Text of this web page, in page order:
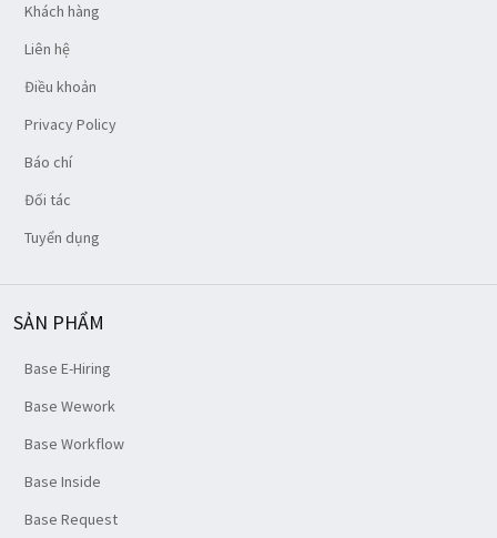
Khách hàng
Liên hệ
Điều khoản
Privacy Policy
Báo chí
Đối tác
Tuyển dụng
SẢN PHẨM
Base E-Hiring
Base Wework
Base Workflow
Base Inside
Base Request